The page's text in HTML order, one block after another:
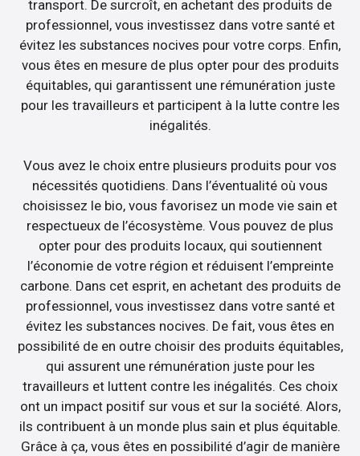
transport. De surcroît, en achetant des produits de
professionnel, vous investissez dans votre santé et
évitez les substances nocives pour votre corps. Enfin,
vous êtes en mesure de plus opter pour des produits
équitables, qui garantissent une rémunération juste
pour les travailleurs et participent à la lutte contre les
inégalités.
Vous avez le choix entre plusieurs produits pour vos
nécessités quotidiens. Dans l’éventualité où vous
choisissez le bio, vous favorisez un mode vie sain et
respectueux de l’écosystème. Vous pouvez de plus
opter pour des produits locaux, qui soutiennent
l’économie de votre région et réduisent l’empreinte
carbone. Dans cet esprit, en achetant des produits de
professionnel, vous investissez dans votre santé et
évitez les substances nocives. De fait, vous êtes en
possibilité de en outre choisir des produits équitables,
qui assurent une rémunération juste pour les
travailleurs et luttent contre les inégalités. Ces choix
ont un impact positif sur vous et sur la société. Alors,
ils contribuent à un monde plus sain et plus équitable.
Grâce à ça, vous êtes en possibilité d’agir de manière